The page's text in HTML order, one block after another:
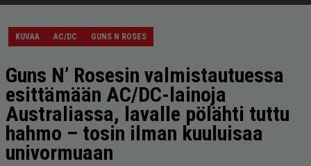
KUVAA AC/DC GUNS N ROSES
Guns N’ Rosesin valmistautuessa
esittämään AC/DC-lainoja
Australiassa, lavalle pölähti tuttu
hahmo – tosin ilman kuuluisaa
univormuaan